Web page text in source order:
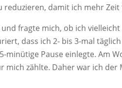
reduzieren, damit ich mehr
fragte mich, ob ich
dass ich 2- bis 3-mal
Pause einlegte. Am
mich zählte. Daher war ich der